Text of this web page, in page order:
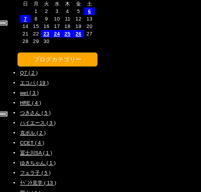
日 月 火 水 木 金
土
1
2 3 4 5
6
7
8 9 10 11 12
13
14
15 16 17 18 19
20
21
22 23 24 25 26
27
28
29 30
ブログカテゴリー
Q7 ( 2 )
エコパ ( 19 )
wet ( 3 )
HRE ( 4 )
つきさん ( 5 )
ハイエース ( 3 )
克ポル ( 2 )
CCET ( 4 )
冨士川SA ( 1 )
ゆきちゃん ( 1 )
フェラ子 ( 5 )
ｲﾍﾞﾝﾄ見学 ( 13 )